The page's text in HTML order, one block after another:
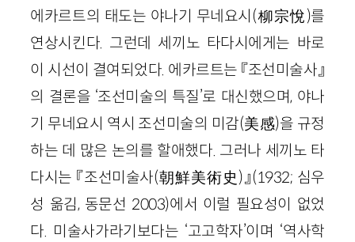
에카르트의 태도는 야나기 무네요시(柳宗悅)를
연상시킨다. 그런데 세끼노 타다시에게는 바로
이 시선이 결여되었다. 에카르트는 『조선미술사』
의 결론을 ‘조선미술의 특질’로 대신했으며, 야나
기 무네요시 역시 조선미술의 미감(美感)을 규정
하는 데 많은 논의를 할애했다. 그러나 세끼노 타
다시는 『조선미술사(朝鮮美術史)』(1932; 심우
성 옮김, 동문선 2003)에서 이럴 필요성이 없었
다. 미술사가라기보다는 ‘고고학자’이며 ‘역사학